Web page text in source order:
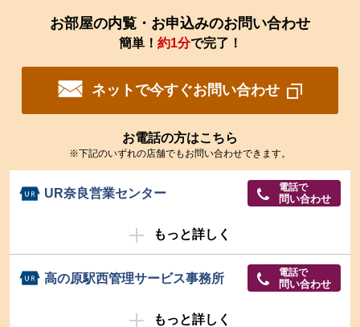
お部屋の内覧・お申込みのお問い合わせ
簡単！ 約1分で完了！
ネットで今すぐお問い合わせ
お電話の方はこちら
※下記のいずれの店舗でもお問い合わせできます。
UR奈良営業センター 電話で
問い合わせ
もっと詳しく
高の原駅西管理サービス事務所 電話で
問い合わせ
もっと詳しく